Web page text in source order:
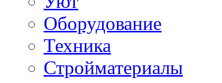
Оборудование
Техника
Стройматериалы